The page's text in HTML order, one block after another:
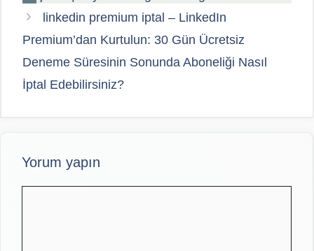
linkedin premium iptal – LinkedIn
Premium’dan Kurtulun: 30 Gün Ücretsiz
Deneme Süresinin Sonunda Aboneliği Nasıl
İptal Edebilirsiniz?
Yorum yapın